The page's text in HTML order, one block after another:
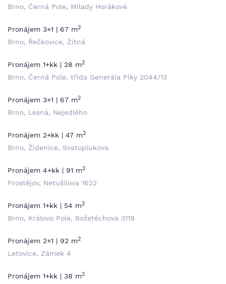
Brno, Černá Pole, Milady Horákové
Pronájem 3+1 | 67 m2
Brno, Řečkovice, Žitná
Pronájem 1+kk | 28 m2
Brno, Černá Pole, třída Generála Píky 2044/13
Pronájem 3+1 | 67 m2
Brno, Lesná, Nejedlého
Pronájem 2+kk | 47 m2
Brno, Židenice, Svatoplukova
Pronájem 4+kk | 91 m2
Prostějov, Netušilova 1622
Pronájem 1+kk | 54 m2
Brno, Královo Pole, Božetěchova 3119
Pronájem 2+1 | 92 m2
Letovice, Zámek 4
Pronájem 1+kk | 38 m2